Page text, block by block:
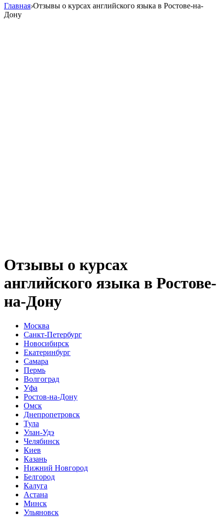
Главная›Отзывы о курсах английского языка в Ростове-на-
Дону
Отзывы о курсах
английского языка в Ростове-
на-Дону
Москва
Санкт-Петербург
Новосибирск
Екатеринбург
Самара
Пермь
Волгоград
Уфа
Ростов-на-Дону
Омск
Днепропетровск
Тула
Улан-Удэ
Челябинск
Киев
Казань
Нижний Новгород
Белгород
Калуга
Астана
Минск
Ульяновск